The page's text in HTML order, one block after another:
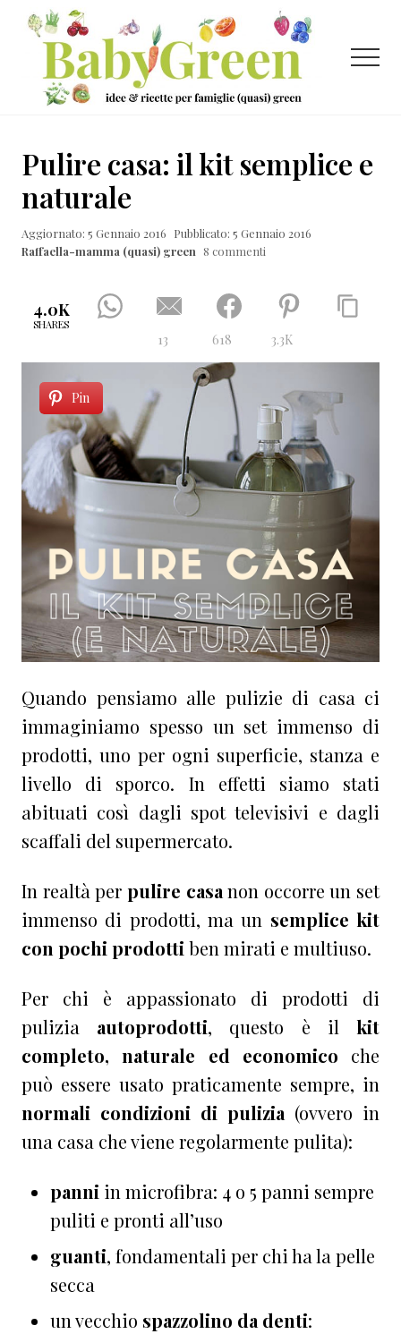
Menu
Passa
contenuto
principale
Passa
laterale
primaria
Passa
ricette
per
famiglie
Menu
Pulire casa: il kit semplice e
naturale
Aggiornato: 5 Gennaio 2016 Pubblicato: 5 Gennaio 2016
Raffaella-mamma (quasi) green 8 commenti
4.0K
SHARES
13 618 3.3K
Pin
Quando pensiamo alle pulizie di casa ci
immaginiamo spesso un set immenso di
prodotti, uno per ogni superficie, stanza e
livello di sporco. In effetti siamo stati
abituati così dagli spot televisivi e dagli
scaffali del supermercato.
In realtà per pulire casanon occorre un set
immenso di prodotti, ma un semplice kit
con pochi prodottiben mirati e multiuso.
Per chi è appassionato di prodotti di
pulizia autoprodotti, questo è ilkit
completo, naturale ed economico che
può essere usato praticamente sempre, in
normali condizioni di pulizia(ovvero in
una casa che viene regolarmente pulita):
panni in microfibra: 4 o 5 panni sempre
puliti e pronti all’uso
guanti, fondamentali per chi ha la pelle
secca
un vecchio spazzolino da denti: